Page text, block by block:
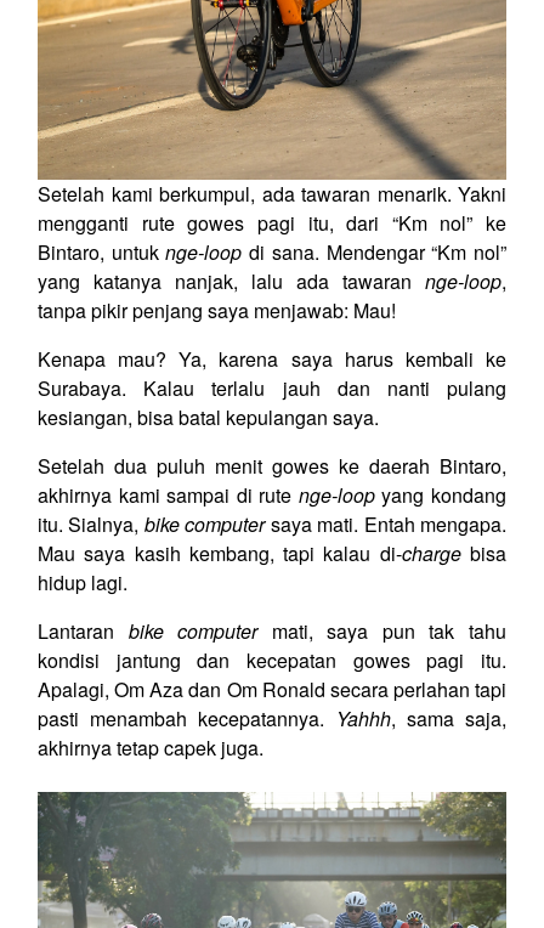
Setelah kami berkumpul, ada tawaran menarik. Yakni
mengganti rute gowes pagi itu, dari “Km nol” ke
Bintaro, untuknge-loopdi sana. Mendengar “Km nol”
yang katanya nanjak, lalu ada tawaran nge-loop,
tanpa pikir penjang saya menjawab: Mau!
Kenapa mau? Ya, karena saya harus kembali ke
Surabaya. Kalau terlalu jauh dan nanti pulang
kesiangan, bisa batal kepulangan saya.
Setelah dua puluh menit gowes ke daerah Bintaro,
akhirnya kami sampai di rute nge-loopyang kondang
itu. Sialnya, bike computersaya mati. Entah mengapa.
Mau saya kasih kembang, tapi kalau di-chargebisa
hidup lagi.
Lantaran bike computermati, saya pun tak tahu
kondisi jantung dan kecepatan gowes pagi itu.
Apalagi, Om Aza dan Om Ronald secara perlahan tapi
pasti menambah kecepatannya. Yahhh, sama saja,
akhirnya tetap capek juga.